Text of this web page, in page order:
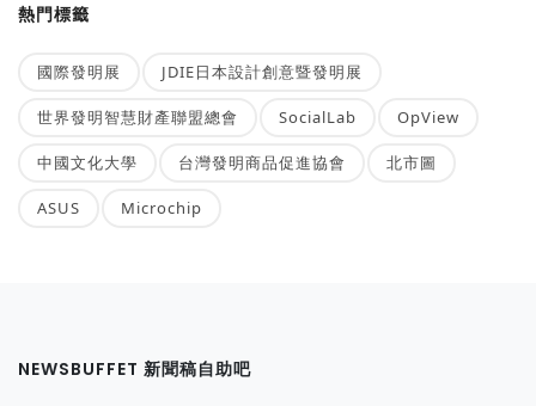
熱門標籤
國際發明展 JDIE日本設計創意暨發明展
世界發明智慧財產聯盟總會 SocialLab OpView
中國文化大學 台灣發明商品促進協會 北市圖
ASUS Microchip
NEWSBUFFET 新聞稿自助吧